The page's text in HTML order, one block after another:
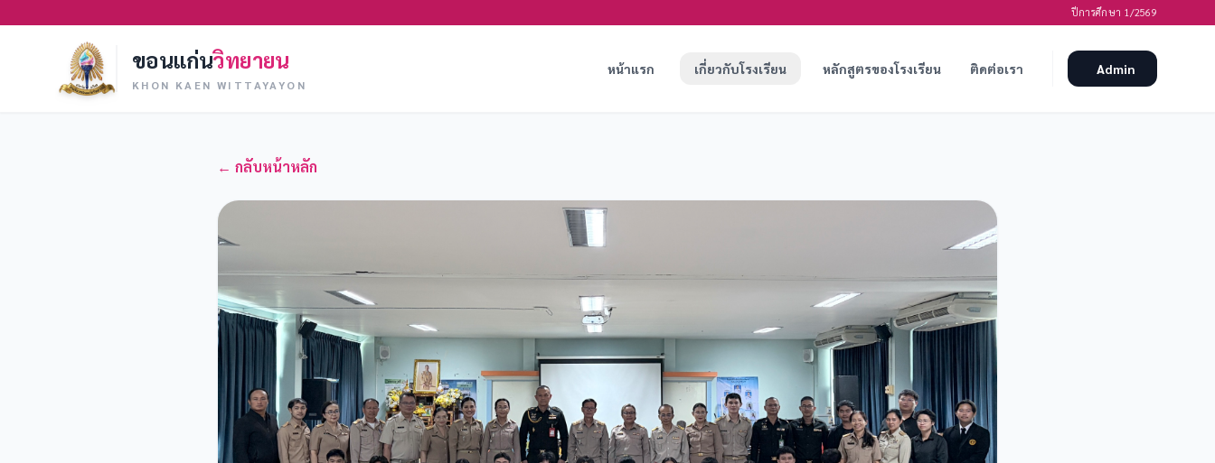
ปีการศึกษา 1/2569
ขอนแก่นวิทยายน
KHON KAEN WITTAYAYON
หน้าแรก เกี่ยวกับโรงเรียน หลักสูตรของโรงเรียน ติดต่อเรา Admin
← กลับหน้าหลัก